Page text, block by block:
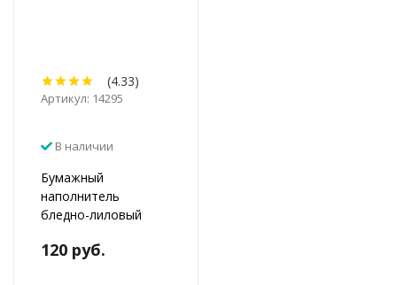
(4.33)
Артикул: 14295
В наличии
Бумажный
наполнитель
бледно-лиловый
120 руб.